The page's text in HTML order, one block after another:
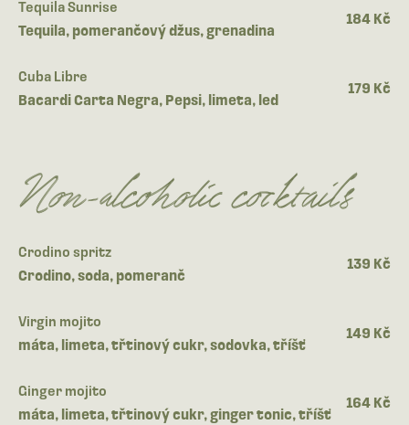
Tequila Sunrise
Tequila, pomerančový džus, grenadina
184 Kč
Cuba Libre
Bacardi Carta Negra, Pepsi, limeta, led
179 Kč
Non-alcoholic cocktails
Crodino spritz
Crodino, soda, pomeranč
139 Kč
Virgin mojito
máta, limeta, třtinový cukr, sodovka, tříšť
149 Kč
Ginger mojito
máta, limeta, třtinový cukr, ginger tonic, tříšť
164 Kč